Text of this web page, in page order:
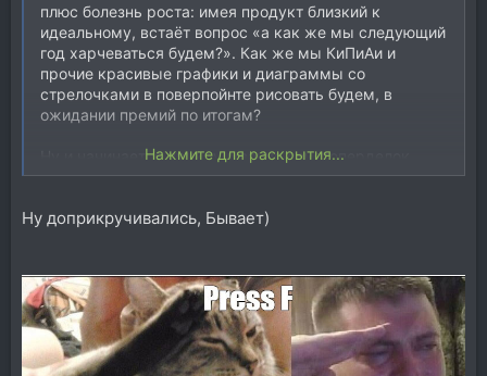
плюс болезнь роста: имея продукт близкий к
идеальному, встаёт вопрос «а как же мы следующий
год харчеваться будем?». Как же мы КиПиАи и
прочие красивые графики и диаграммы со
стрелочками в поверпойнте рисовать будем, в
ожидании премий по итогам?
Ну и начинается прикручивание свистоперделок.
Опять же — джазд бизнессс…
Нажмите для раскрытия...
Ну доприкручивались, Бывает)